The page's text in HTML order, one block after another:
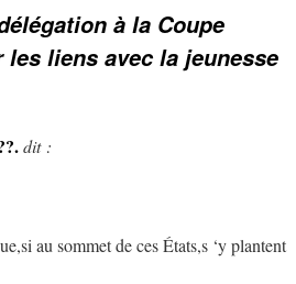
à la Coupe
liens avec la jeunesse
dit :
au sommet de ces États,s ‘y plantent